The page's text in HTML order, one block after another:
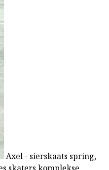
Axel - sierskaats spring,